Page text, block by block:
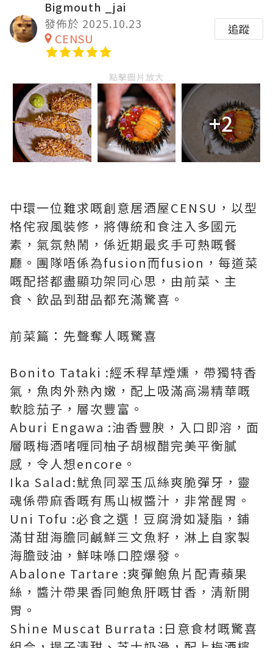
Bigmouth _jai
發佈於 2025.10.23
CENSU
追蹤
點擊圖片放大
+2
中環一位難求嘅創意居酒屋CENSU，以型
格侘寂風裝修，將傳統和食注入多國元
素，氣氛熱鬧，係近期最炙手可熱嘅餐
廳。團隊唔係為fusion而fusion，每道菜
嘅配搭都盡顯功架同心思，由前菜、主
食、飲品到甜品都充滿驚喜。
前菜篇：先聲奪人嘅驚喜
Bonito Tataki :經禾稈草煙燻，帶獨特香
氣，魚肉外熟內嫩，配上吸滿高湯精華嘅
軟腍茄子，層次豐富。
Aburi Engawa :油香豐腴，入口即溶，面
層嘅梅酒啫喱同柚子胡椒醋完美平衡膩
感，令人想encore。
Ika Salad:魷魚同翠玉瓜絲爽脆彈牙，靈
魂係帶麻香嘅有馬山椒醬汁，非常醒胃。
Uni Tofu :必食之選！豆腐滑如凝脂，鋪
滿甘甜海膽同鹹鮮三文魚籽，淋上自家製
海膽豉油，鮮味喺口腔爆發。
Abalone Tartare :爽彈鮑魚片配青蘋果
絲，醬汁帶果香同鮑魚肝嘅甘香，清新開
胃。
Shine Muscat Burrata :日意食材嘅驚喜